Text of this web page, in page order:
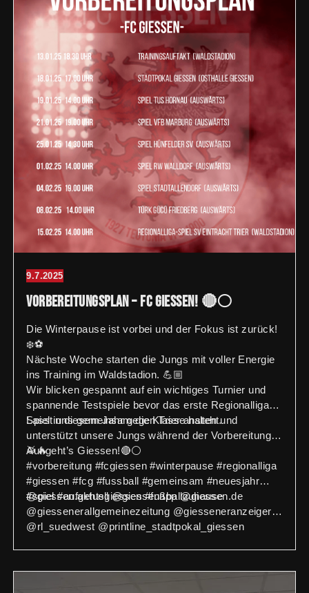
9.7.2025
Vorbereitungsplan – FC Giessen! 🔴⚪️
Die Winterpause ist vorbei und der Fokus ist zurück!
❄️⚽
Nächste Woche starten die Jungs mit voller Energie
ins Training im Waldstadion. 💪🏼
Wir blicken gespannt auf ein wichtiges Turnier und
spannende Testspiele bevor das erste Regionalliga-
Spiel in diesem Jahr gegen Trier ansteht.
Lasst uns gemeinsam die Klasse halten und
unterstützt unsere Jungs während der Vorbereitung!
🥁🔥
Auf geht’s Giessen!🔴⚪️
#vorbereitung #fcgiessen #winterpause #regionalliga
#giessen #fcg #fussball #gemeinsam #neuesjahr
#spiel #aufgehtsgiessen #fußballzuhause
@giessen.aktuell @giessenapp @giessen.de
@giessenerallgemeinezeitung @giesseneranzeiger
@rl_suedwest @printline_stadtpokal_giessen